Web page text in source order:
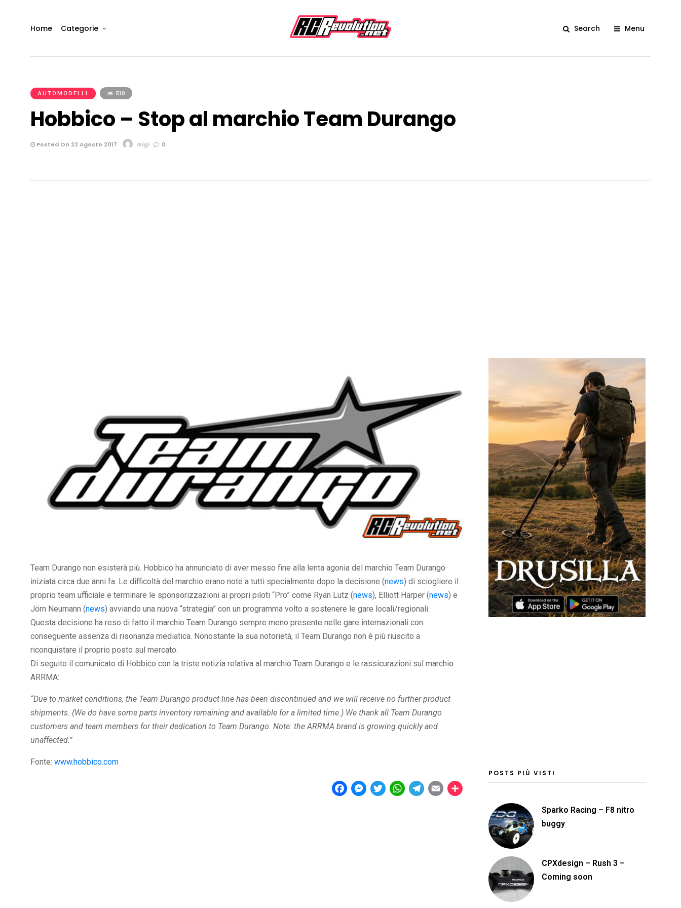
Home Categorie Search Menu
AUTOMODELLI 510
Hobbico – Stop al marchio Team Durango
Posted On 22 Agosto 2017 Gigi 0
Team Durango non esisterà più. Hobbico ha annunciato di aver messo fine alla lenta agonia del marchio Team Durango
iniziata circa due anni fa. Le difficoltà del marchio erano note a tutti specialmente dopo la decisione (news) di sciogliere il
proprio team ufficiale e terminare le sponsorizzazioni ai propri piloti “Pro” come Ryan Lutz (news), Elliott Harper (news) e
Jörn Neumann (news) avviando una nuova “strategia” con un programma volto a sostenere le gare locali/regionali.
Questa decisione ha reso di fatto il marchio Team Durango sempre meno presente nelle gare internazionali con
conseguente assenza di risonanza mediatica. Nonostante la sua notorietà, il Team Durango non è più riuscito a
riconquistare il proprio posto sul mercato.
Di seguito il comunicato di Hobbico con la triste notizia relativa al marchio Team Durango e le rassicurazioni sul marchio
ARRMA:
“Due to market conditions, the Team Durango product line has been discontinued and we will receive no further product
shipments. (We do have some parts inventory remaining and available for a limited time.) We thank all Team Durango
customers and team members for their dedication to Team Durango. Note: the ARRMA brand is growing quickly and
unaffected.”
Fonte: www.hobbico.com
F
M
T
W
T
E
C
POSTS PIÙ VISTI
Sparko Racing – F8 nitro
buggy
CPXdesign – Rush 3 –
Coming soon